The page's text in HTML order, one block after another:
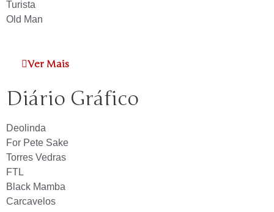
Turista
Old Man
Ver Mais
Diário Gráfico
Deolinda
For Pete Sake
Torres Vedras
FTL
Black Mamba
Carcavelos